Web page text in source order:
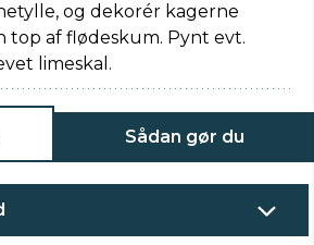
og dekorér kagerne
top af flødeskum. Pynt evt.
limeskal.
Sådan gør du